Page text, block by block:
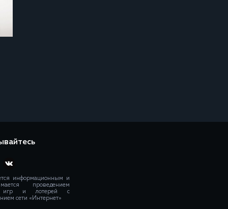
информационным и
проведением
игр и лотерей с
сети «Интернет»